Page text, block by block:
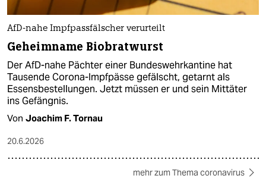
AfD-nahe Impfpassfälscher verurteilt
Geheimname Biobratwurst
Der AfD-nahe Pächter einer Bundeswehrkantine hat
Tausende Corona-Impfpässe gefälscht, getarnt als
Essensbestellungen. Jetzt müssen er und sein Mittäter
ins Gefängnis.
Von Joachim F. Tornau
20.6.2026
mehr zum Thema coronavirus